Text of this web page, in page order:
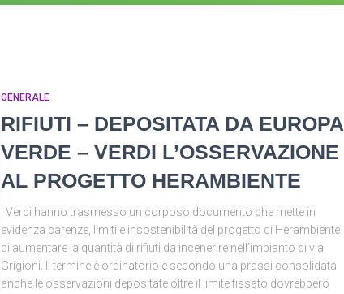
GENERALE
RIFIUTI – DEPOSITATA DA EUROPA
VERDE – VERDI L’OSSERVAZIONE
AL PROGETTO HERAMBIENTE
I Verdi hanno trasmesso un corposo documento che mette in
evidenza carenze, limiti e insostenibilità del progetto di Herambiente
di aumentare la quantità di rifiuti da incenerire nell’impianto di via
Grigioni. Il termine è ordinatorio e secondo una prassi consolidata
anche le osservazioni depositate oltre il limite fissato dovrebbero